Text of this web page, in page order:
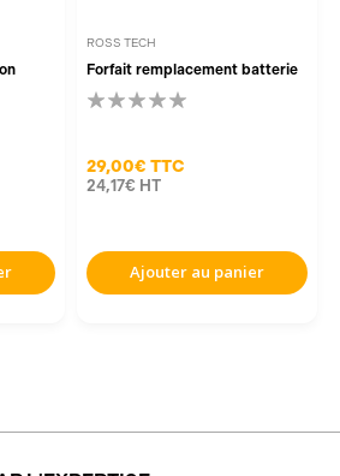
ROSS TECH
Forfait remplacement batterie
29,00€ TTC
24,17€ HT
Ajouter au panier